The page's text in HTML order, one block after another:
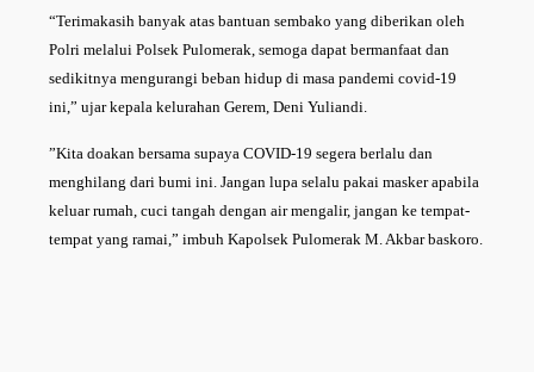
“Terimakasih banyak atas bantuan sembako yang diberikan oleh
Polri melalui Polsek Pulomerak, semoga dapat bermanfaat dan
sedikitnya mengurangi beban hidup di masa pandemi covid-19
ini,” ujar kepala kelurahan Gerem, Deni Yuliandi.
”Kita doakan bersama supaya COVID-19 segera berlalu dan
menghilang dari bumi ini. Jangan lupa selalu pakai masker apabila
keluar rumah, cuci tangah dengan air mengalir, jangan ke tempat-
tempat yang ramai,” imbuh Kapolsek Pulomerak M. Akbar baskoro.